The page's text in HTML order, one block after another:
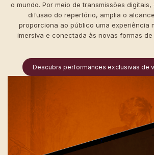
o mundo. Por meio de transmissões
difusão do repertório, amplia o
proporciona ao público uma experiência
imersiva e conectada às novas formas
Descubra performances exclusivas de